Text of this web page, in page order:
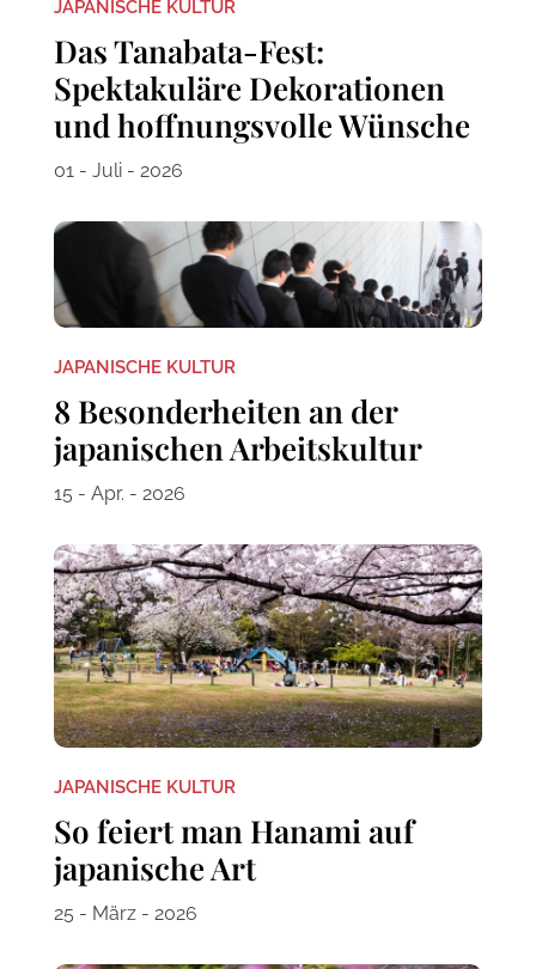
JAPANISCHE KULTUR
Das Tanabata-Fest:
Spektakuläre Dekorationen
und hoffnungsvolle Wünsche
01 - Juli - 2026
JAPANISCHE KULTUR
8 Besonderheiten an der
japanischen Arbeitskultur
15 - Apr. - 2026
JAPANISCHE KULTUR
So feiert man Hanami auf
japanische Art
25 - März - 2026